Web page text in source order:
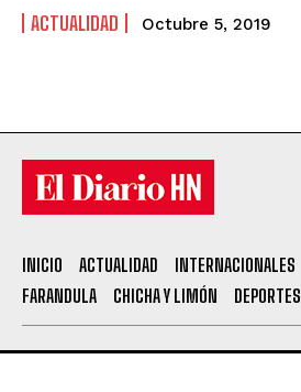
ACTUALIDAD Octubre 5, 2019
INICIO ACTUALIDAD INTERNACIONALES
FARANDULA
CHICHA Y LIMÓN DEPORTES